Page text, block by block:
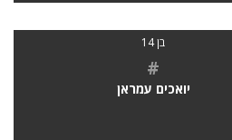
בן 14
#
יואכים עמראן